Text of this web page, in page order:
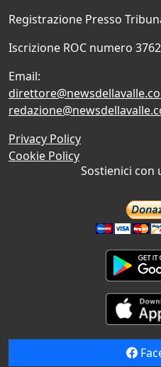
Registrazione Presso
Iscrizione ROC numero
Email:
Privacy Policy
Cookie Policy
Sostienici con